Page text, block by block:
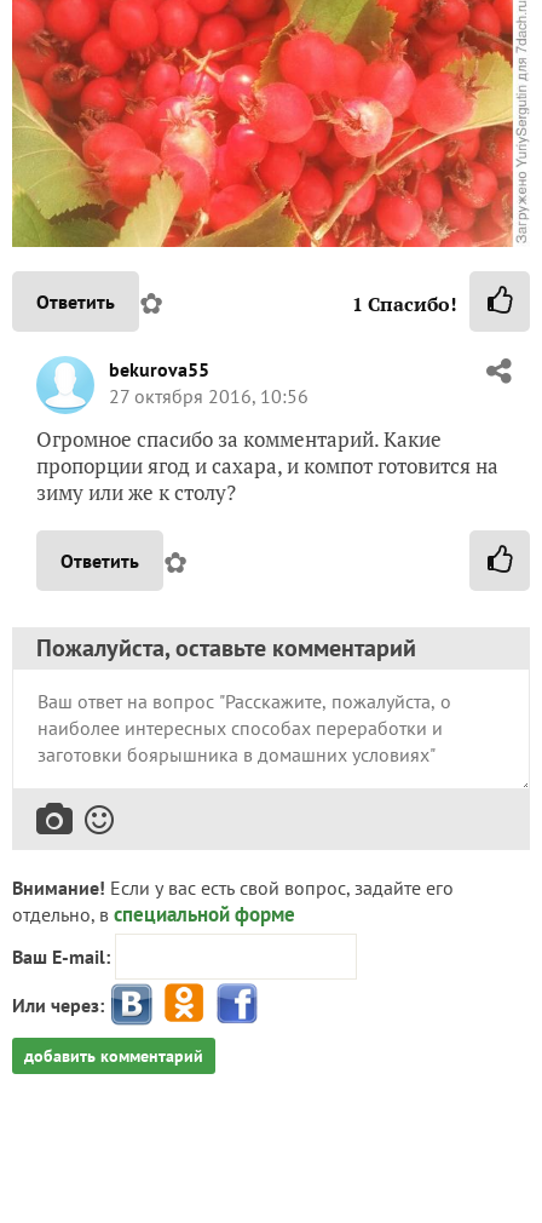
Ответить ✿ 1 Спасибо!
bekurova55
27 октября 2016, 10:56
Огромное спасибо за комментарий. Какие
пропорции ягод и сахара, и компот готовится на
зиму или же к столу?
Ответить ✿
Пожалуйста, оставьте комментарий
Внимание! Если у вас есть свой вопрос, задайте его
отдельно, в специальной форме
Ваш E-mail:
Или через:
добавить комментарий